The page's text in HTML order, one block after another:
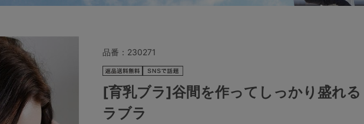
セールアイテムから探す
品番： 230271
[育乳ブラ]谷間を作ってしっかり盛れ
ラブラ